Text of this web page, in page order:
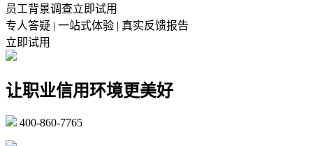
员工背景调查立即试用
专人答疑 | 一站式体验 | 真实反馈报告
立即试用
让职业信用环境更美好
400-860-7765